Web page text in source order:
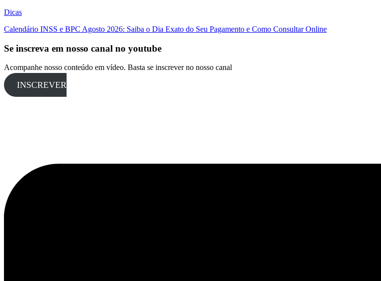
Dicas
Calendário INSS e BPC Agosto 2026: Saiba o Dia Exato do Seu Pagamento e Como Consultar Online
Se inscreva em nosso canal no youtube
Acompanhe nosso conteúdo em vídeo. Basta se inscrever no nosso canal
INSCREVER